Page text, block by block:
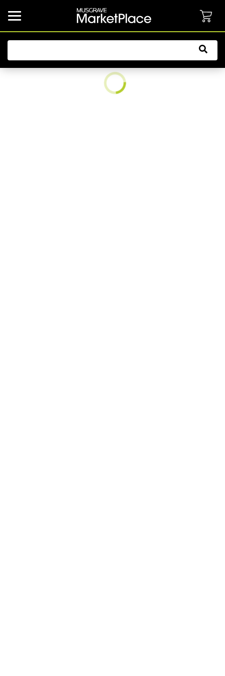
common.button.navbarCollapsed.text